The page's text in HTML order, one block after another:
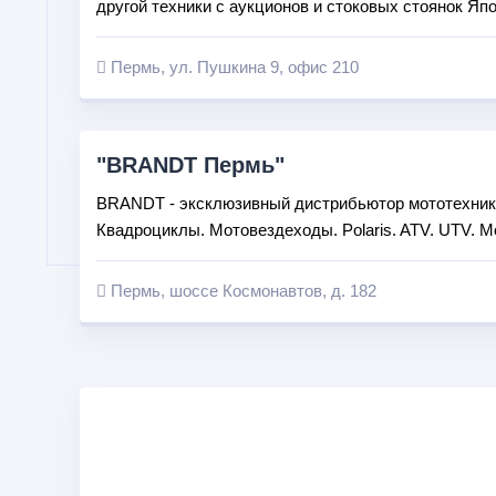
другой техники с аукционов и стоковых стоянок
Пермь, ул. Пушкина 9, офис 210
"BRANDT Пермь"
BRANDT - эксклюзивный дистрибьютор
Квадроциклы. Мотовездеходы. Polaris. ATV. UTV.
Пермь, шоссе Космонавтов, д. 182